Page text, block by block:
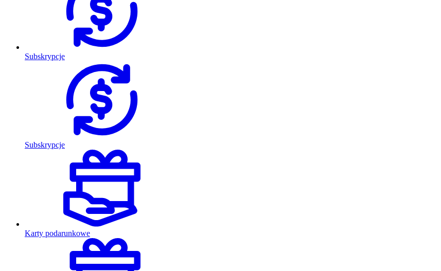
Subskrypcje
Subskrypcje
Karty podarunkowe